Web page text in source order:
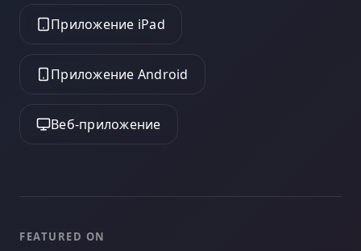
Приложение iPad
Приложение Android
Веб-приложение
FEATURED ON